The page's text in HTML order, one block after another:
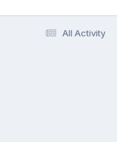
All Activity